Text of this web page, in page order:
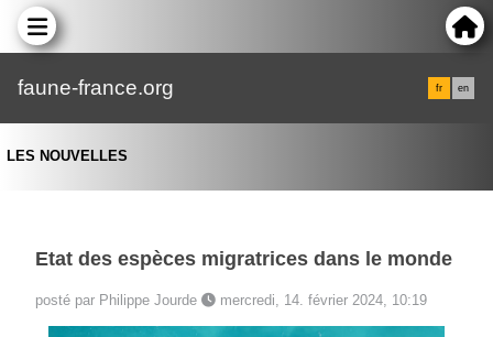
faune-france.org fr en
LES NOUVELLES
Etat des espèces migratrices dans le monde
posté par Philippe Jourde mercredi, 14. février 2024, 10:19